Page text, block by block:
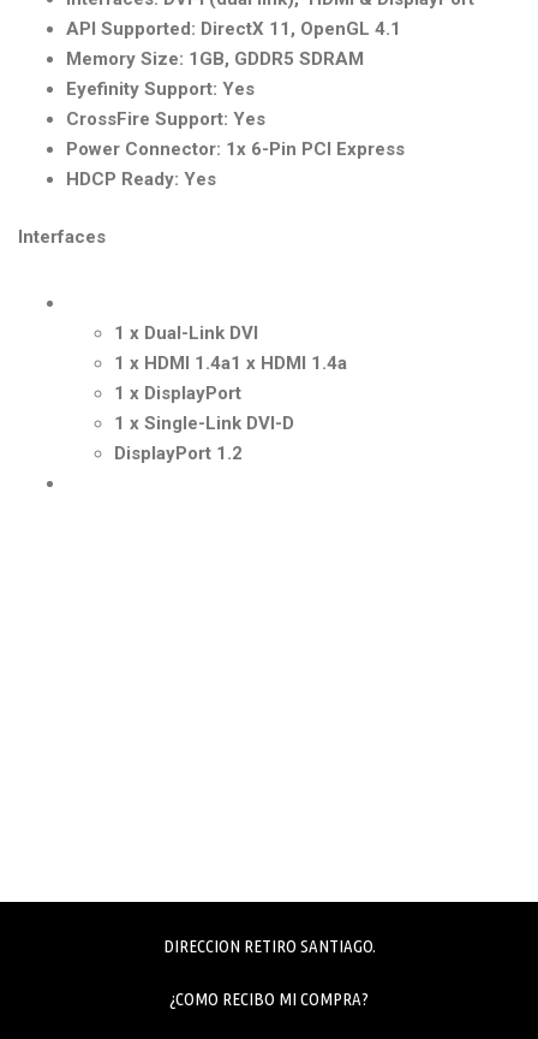
API Supported: DirectX 11, OpenGL 4.1
Memory Size: 1GB, GDDR5 SDRAM
Eyefinity Support: Yes
CrossFire Support: Yes
Power Connector: 1x 6-Pin PCI Express
HDCP Ready: Yes
Interfaces
1 x Dual-Link DVI
1 x HDMI 1.4a1 x HDMI 1.4a
1 x DisplayPort
1 x Single-Link DVI-D
DisplayPort 1.2
DIRECCION RETIRO SANTIAGO.
¿COMO RECIBO MI COMPRA?